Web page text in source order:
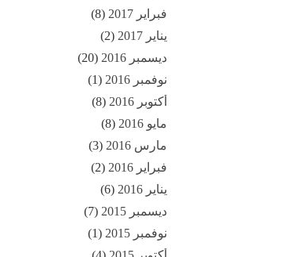
فبراير 2017
(8)
يناير 2017
(2)
ديسمبر 2016
(20)
نوفمبر 2016
(1)
أكتوبر 2016
(8)
مايو 2016
(8)
مارس 2016
(3)
فبراير 2016
(2)
يناير 2016
(6)
ديسمبر 2015
(7)
نوفمبر 2015
(1)